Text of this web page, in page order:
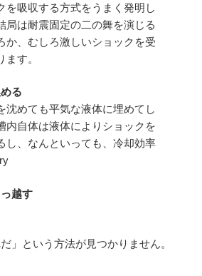
を吸収する方式をうまく発明し
局は耐震固定の二の舞を演じる
か、むしろ激しいショックを受
す。
る
沈めても平気な液体に埋めてし
内自体は液体によりショックを
し、なんといっても、冷却効率
越す
」という方法が見つかりません。